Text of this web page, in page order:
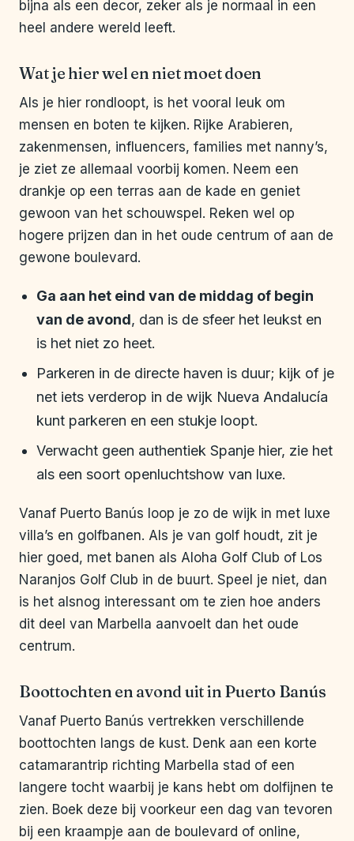
bijna als een decor, zeker als je normaal in een
heel andere wereld leeft.
Wat je hier wel en niet moet doen
Als je hier rondloopt, is het vooral leuk om
mensen en boten te kijken. Rijke Arabieren,
zakenmensen, influencers, families met nanny’s,
je ziet ze allemaal voorbij komen. Neem een
drankje op een terras aan de kade en geniet
gewoon van het schouwspel. Reken wel op
hogere prijzen dan in het oude centrum of aan de
gewone boulevard.
Ga aan het eind van de middag of begin
van de avond, dan is de sfeer het leukst en
is het niet zo heet.
Parkeren in de directe haven is duur; kijk of je
net iets verderop in de wijk Nueva Andalucía
kunt parkeren en een stukje loopt.
Verwacht geen authentiek Spanje hier, zie het
als een soort openluchtshow van luxe.
Vanaf Puerto Banús loop je zo de wijk in met luxe
villa’s en golfbanen. Als je van golf houdt, zit je
hier goed, met banen als Aloha Golf Club of Los
Naranjos Golf Club in de buurt. Speel je niet, dan
is het alsnog interessant om te zien hoe anders
dit deel van Marbella aanvoelt dan het oude
centrum.
Boottochten en avond uit in Puerto Banús
Vanaf Puerto Banús vertrekken verschillende
boottochten langs de kust. Denk aan een korte
catamarantrip richting Marbella stad of een
langere tocht waarbij je kans hebt om dolfijnen te
zien. Boek deze bij voorkeur een dag van tevoren
bij een kraampje aan de boulevard of online,